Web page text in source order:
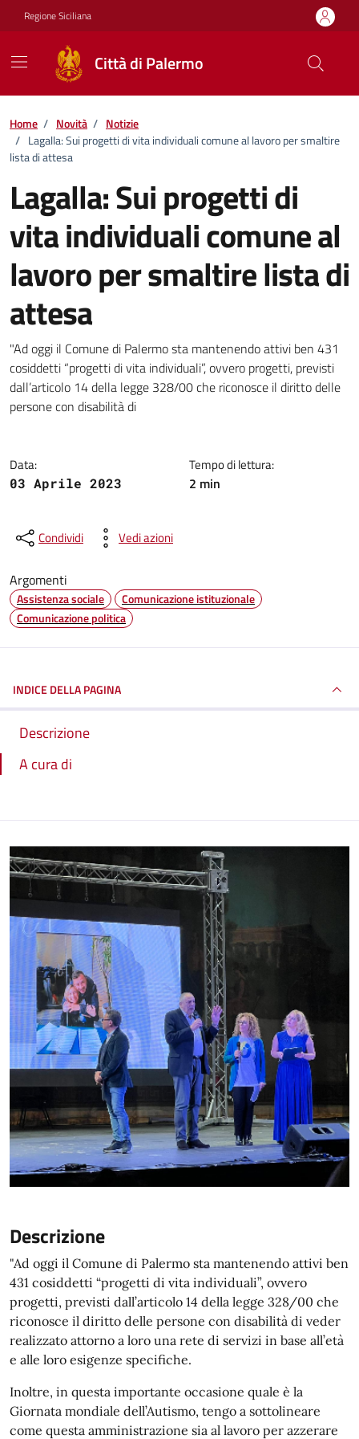
Vai ai contenuti
Vai al footer
Regione Siciliana
Città di Palermo
Home / Novità / Notizie
/ Lagalla: Sui progetti di vita individuali comune al lavoro per smaltire
lista di attesa
Lagalla: Sui progetti di
vita individuali comune al
lavoro per smaltire lista di
attesa
Dettagli della notizia
"Ad oggi il Comune di Palermo sta mantenendo attivi ben 431
cosiddetti “progetti di vita individuali”, ovvero progetti, previsti
dall’articolo 14 della legge 328/00 che riconosce il diritto delle
persone con disabilità di
Data:
03 Aprile 2023
Tempo di lettura:
2 min
Condividi Vedi azioni
Argomenti
Assistenza sociale
Comunicazione istituzionale
Comunicazione politica
INDICE DELLA PAGINA
Descrizione
A cura di
Descrizione
"Ad oggi il Comune di Palermo sta mantenendo attivi ben
431 cosiddetti “progetti di vita individuali”, ovvero
progetti, previsti dall’articolo 14 della legge 328/00 che
riconosce il diritto delle persone con disabilità di veder
realizzato attorno a loro una rete di servizi in base all’età
e alle loro esigenze specifiche.
Inoltre, in questa importante occasione quale è la
Giornata mondiale dell’Autismo, tengo a sottolineare
come questa amministrazione sia al lavoro per azzerare